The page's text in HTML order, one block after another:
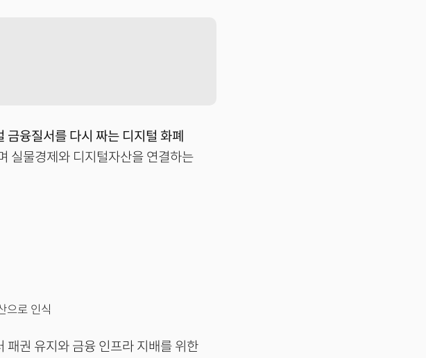
융질서를 다시 짜는 디지털 화폐
실물경제와 디지털자산을 연결하는
으로 인식
패권 유지와 금융 인프라 지배를 위한